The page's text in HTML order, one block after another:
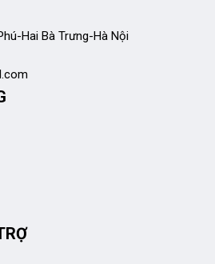
Hai Bà Trưng-Hà Nội